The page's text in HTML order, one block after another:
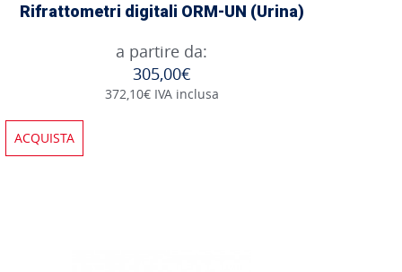
Rifrattometri digitali ORM-UN (Urina)
a partire da:
305,00€
372,10€ IVA inclusa
ACQUISTA